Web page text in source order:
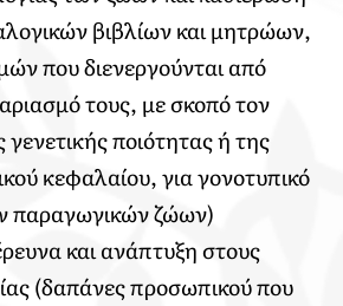
βιβλίων και μητρώων,
που διενεργούνται από
τους, με σκοπό τον
ποιότητας ή της
κεφαλαίου, για γονοτυπικό
παραγωγικών ζώων)
και ανάπτυξη στους
(δαπάνες προσωπικού που